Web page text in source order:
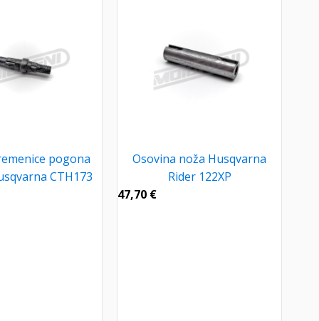
pogona
CTH173
Osovina noža Husqvarna
Rider 122XP
47,70 €